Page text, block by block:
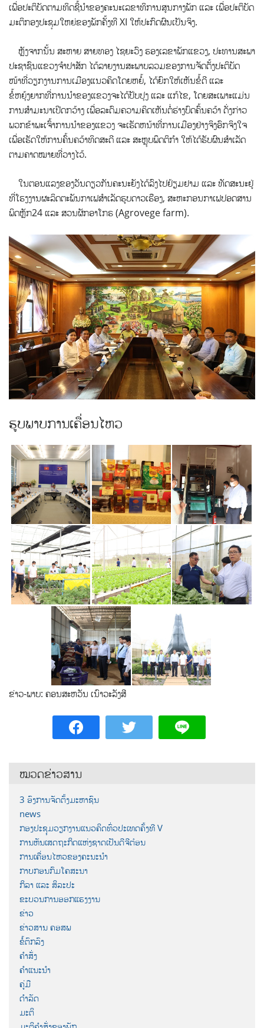
ເພື່ອປະຕິບັດຕາມທິດຊີ້ນຳຂອງຄະນະເລຂາທິການສູນກາງພັກ ແລະ ເພື່ອປະຕິບັດ
ມະຕິກອງປະຊຸມໃຫຍ່ຂອງພັກຄັ້ງທີ XI ໃຫ້ປະກົດຜົນເປັນຈິງ.
ຫຼັງຈາກນັ້ນ ສະຫາຍ ສາຍທອງ ໄຊຍະວົງ ຮອງເລຂາພັກແຂວງ, ປະທານສະພາ
ປະຊາຊົນແຂວງຈຳປາສັກ ໄດ້ລາຍງານສະພາບລວມຂອງການຈັດຕັ້ງປະຕິບັດ
ໜ້າທີ່ວຽກງານການເມືອງແນວຄິດໂດຍຫຍໍ້, ໄດ້ຍົກໃຫ້ເຫັນຂໍ້ດີ ແລະ
ຂໍ້ຫຍຸ້ງຍາກທີ່ການນຳຂອງແຂວງຈະໄດ້ປັບປຸງ ແລະ ແກ້ໄຂ, ໂດຍສະເພາະແມ່ນ
ການສຳມະນາເປີດກວ້າງ ເພື່ອລະດົມຄວາມຄິດເຫັນຕໍ່ຮ່າງບົດຄົ້ນຄວ້າ ດັ່ງກ່າວ
ພວກຂ້າພະເຈົ້າການນຳຂອງແຂວງ ຈະເຮັດຫນ້າທີ່ການເມືອງຢ່າງຈິງອົກຈິງໃຈ
ເພື່ອເຮັດໃຫ້ການຄົ້ນຄວ້າທິດສະດີ ແລະ ສະຫຼຸບພຶດຕິກຳ ໃຫ້ໄດ້ຮັບຜົນສຳເລັດ
ຕາມຄາດໝາຍທີ່ວາງໄວ້.
ໃນຕອນແລງຂອງວັນດຽວກັນຄະນະຍັງໄດ້ລົງໄປຢ້ຽມຢາມ ແລະ ທັດສະນະຢູ່
ທີ່ໂຮງງານຜະລິດຕະພັນກາເຟສຳເລັດຮູບດາວເຮືອງ, ສະຫະກອນກາເຟປອດສານ
ພິດຫຼັກ24 ແລະ ສວນຜັກອາໂກຣ (Agrovege farm).
ຮູບພາບການເຄື່ອນໄຫວ
ຂ່າວ-ພາບ: ຄອນສະຫວັນ ເນົາວະລັງສີ
ໝວດຂ່າວສານ
3 ອົງການຈັດຕັ້ງມະຫາຊົນ
news
ກອງປະຊຸມວຽກງານແນວຄິດທົ່ວປະເທດຄັ້ງທີ V
ການຫັນເສດຖະກິດແຫ່ງຊາດເປັນດີຈີຕ໋ອນ
ການເຄື່ອນໄຫວຂອງຄະນະນຳ
ກາບກອນກົມໂຄສະນາ
ກິລາ ແລະ ສິລະປະ
ຂະບວນການອອກແຮງງານ
ຂ່າວ
ຂ່າວສານ ຄອສພ
ຂໍ້ຕົກລົງ
ຄຳສັ່ງ
ຄຳແນະນຳ
ຄູ່ມື
ດຳລັດ
ມະຕິ